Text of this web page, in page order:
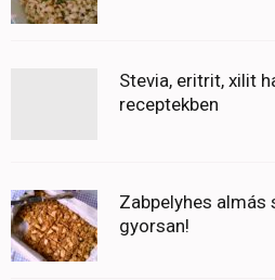
Stevia, eritrit, xilit
receptekben
Zabpelyhes almás
gyorsan!